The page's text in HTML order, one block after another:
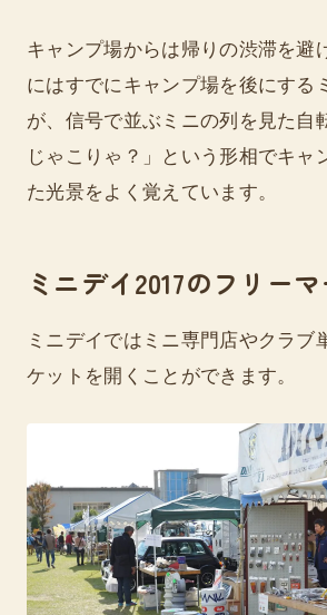
キャンプ場からは帰りの渋滞を避
にはすでにキャンプ場を後にする
が、信号で並ぶミニの列を見た自
じゃこりゃ？」という形相でキャ
た光景をよく覚えています。
ミニデイ2017のフリー
ミニデイではミニ専門店やクラブ
ケットを開くことができます。